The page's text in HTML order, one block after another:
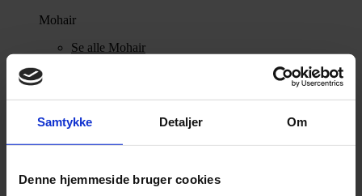
Samtykke Detaljer Om
Denne hjemmeside bruger cookies
Mohair
Se alle Mohair
Filnovo
Leonora
Tilia